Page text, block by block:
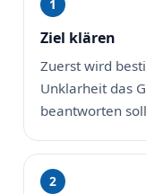
Ziel klären
Zuerst wird
Unklarheit das
beantworten